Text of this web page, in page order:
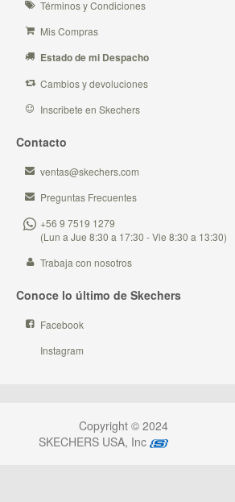
Términos y Condiciones
Mis Compras
Estado de mi Despacho
Cambios y devoluciones
Inscribete en Skechers
Contacto
ventas@skechers.com
Preguntas Frecuentes
+56 9 7519 1279
(Lun a Jue 8:30 a 17:30 - Vie 8:30 a 13:30)
Trabaja con nosotros
Conoce lo último de Skechers
Facebook
Instagram
Copyright © 2024
SKECHERS USA, Inc